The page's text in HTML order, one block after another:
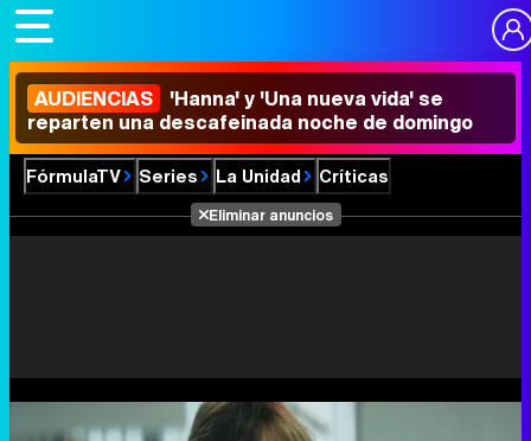
AUDIENCIAS 'Hanna' y 'Una nueva vida' se
reparten una descafeinada noche de domingo
FórmulaTV Series La Unidad Críticas
Eliminar anuncios